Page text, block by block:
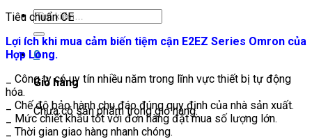
Tìm
kiếm:
0
Giỏ hàng
Chưa có sản phẩm trong giỏ hàng.
Tiêu chuẩn CE
Lợi ích khi mua cảm biến tiệm cận E2EZ Series Omron của
Hợp Long.
_ Công ty có uy tín nhiều năm trong lĩnh vực thiết bị tự động
hóa.
_ Chế độ bảo hành chu đáo đúng quy định của nhà sản xuất.
_ Mức chiết khấu tốt với đơn hàng đặt mua số lượng lớn.
_ Thời gian giao hàng nhanh chóng.